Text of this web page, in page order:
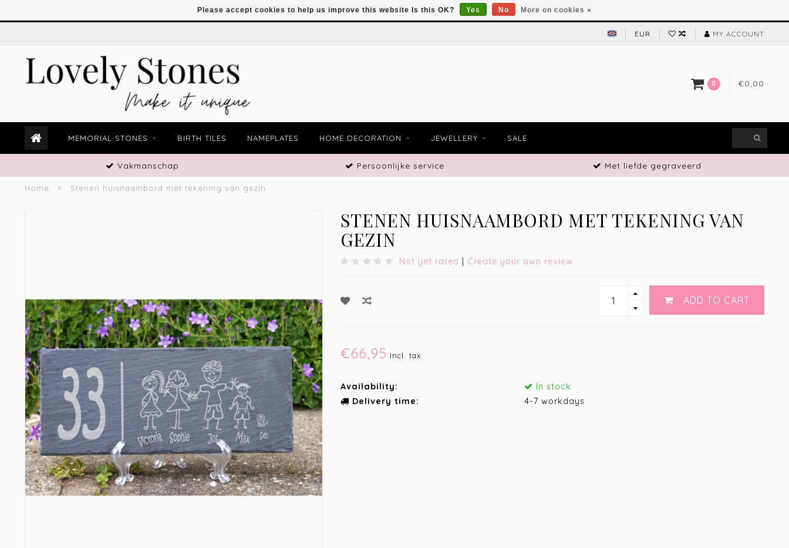
EUR MY ACCOUNT
0 €0,00
MEMORIAL STONES BIRTH TILES NAMEPLATES HOME DECORATION JEWELLERY SALE
Vakmanschap Persoonlijke service Met liefde gegraveerd
Home Stenen huisnaambord met tekening van gezin
STENEN HUISNAAMBORD MET TEKENING VAN
GEZIN
Not yet rated | Create your own review
ADD TO CART
€66,95 Incl. tax
Availability:
In stock
Delivery time:
4-7 workdays
Please accept cookies to help us improve this website Is this OK? Yes No More on cookies »